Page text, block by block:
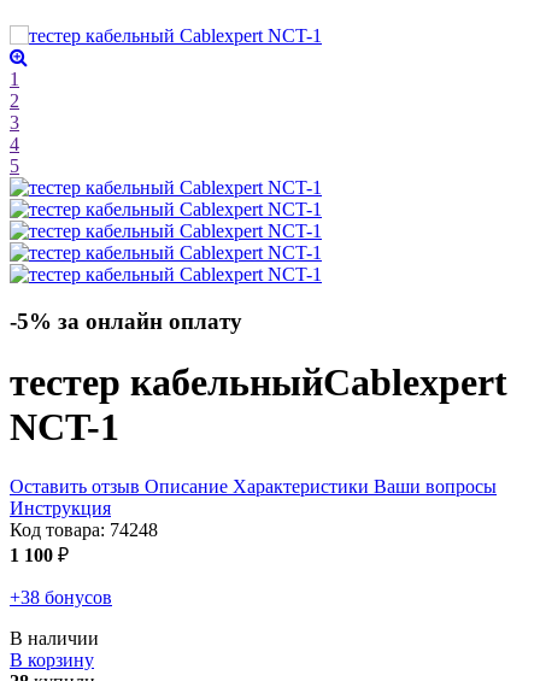
1
2
3
4
5
-5% за онлайн оплату
тестер кабельныйCablexpert
NCT-1
Оставить отзыв Описание Характеристики Ваши вопросы
Инструкция
Код товара: 74248
1 100 ₽
+38 бонусов
В наличии
В корзину